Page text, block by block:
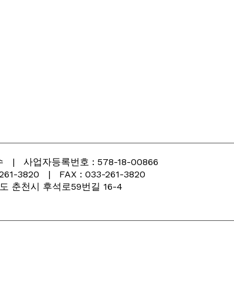
| 사업자등록번호 : 578-18-00866
3820 | FAX : 033-261-3820
춘천시 후석로59번길 16-4